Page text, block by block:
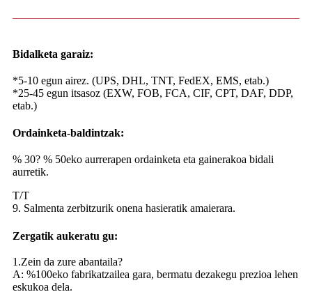
Bidalketa garaiz:
*5-10 egun airez. (UPS, DHL, TNT, FedEX, EMS, etab.)
*25-45 egun itsasoz (EXW, FOB, FCA, CIF, CPT, DAF, DDP,
etab.)
Ordainketa-baldintzak:
% 30? % 50eko aurrerapen ordainketa eta gainerakoa bidali
aurretik.
T/T
9. Salmenta zerbitzurik onena hasieratik amaierara.
Zergatik aukeratu gu:
1.Zein da zure abantaila?
A: %100eko fabrikatzailea gara, bermatu dezakegu prezioa lehen
eskukoa dela.